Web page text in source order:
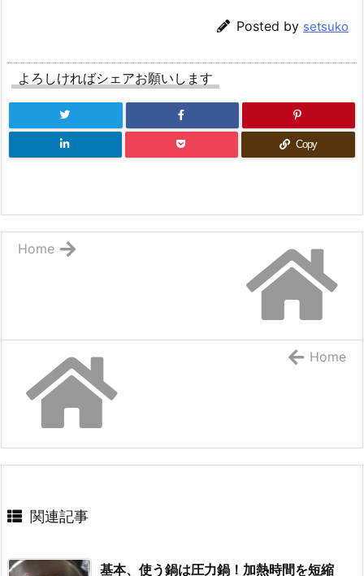
Posted by setsuko
よろしければシェアお願いします
Copy
Home
Home
関連記事
基本、使う鍋は圧力鍋！加熱時間を短縮